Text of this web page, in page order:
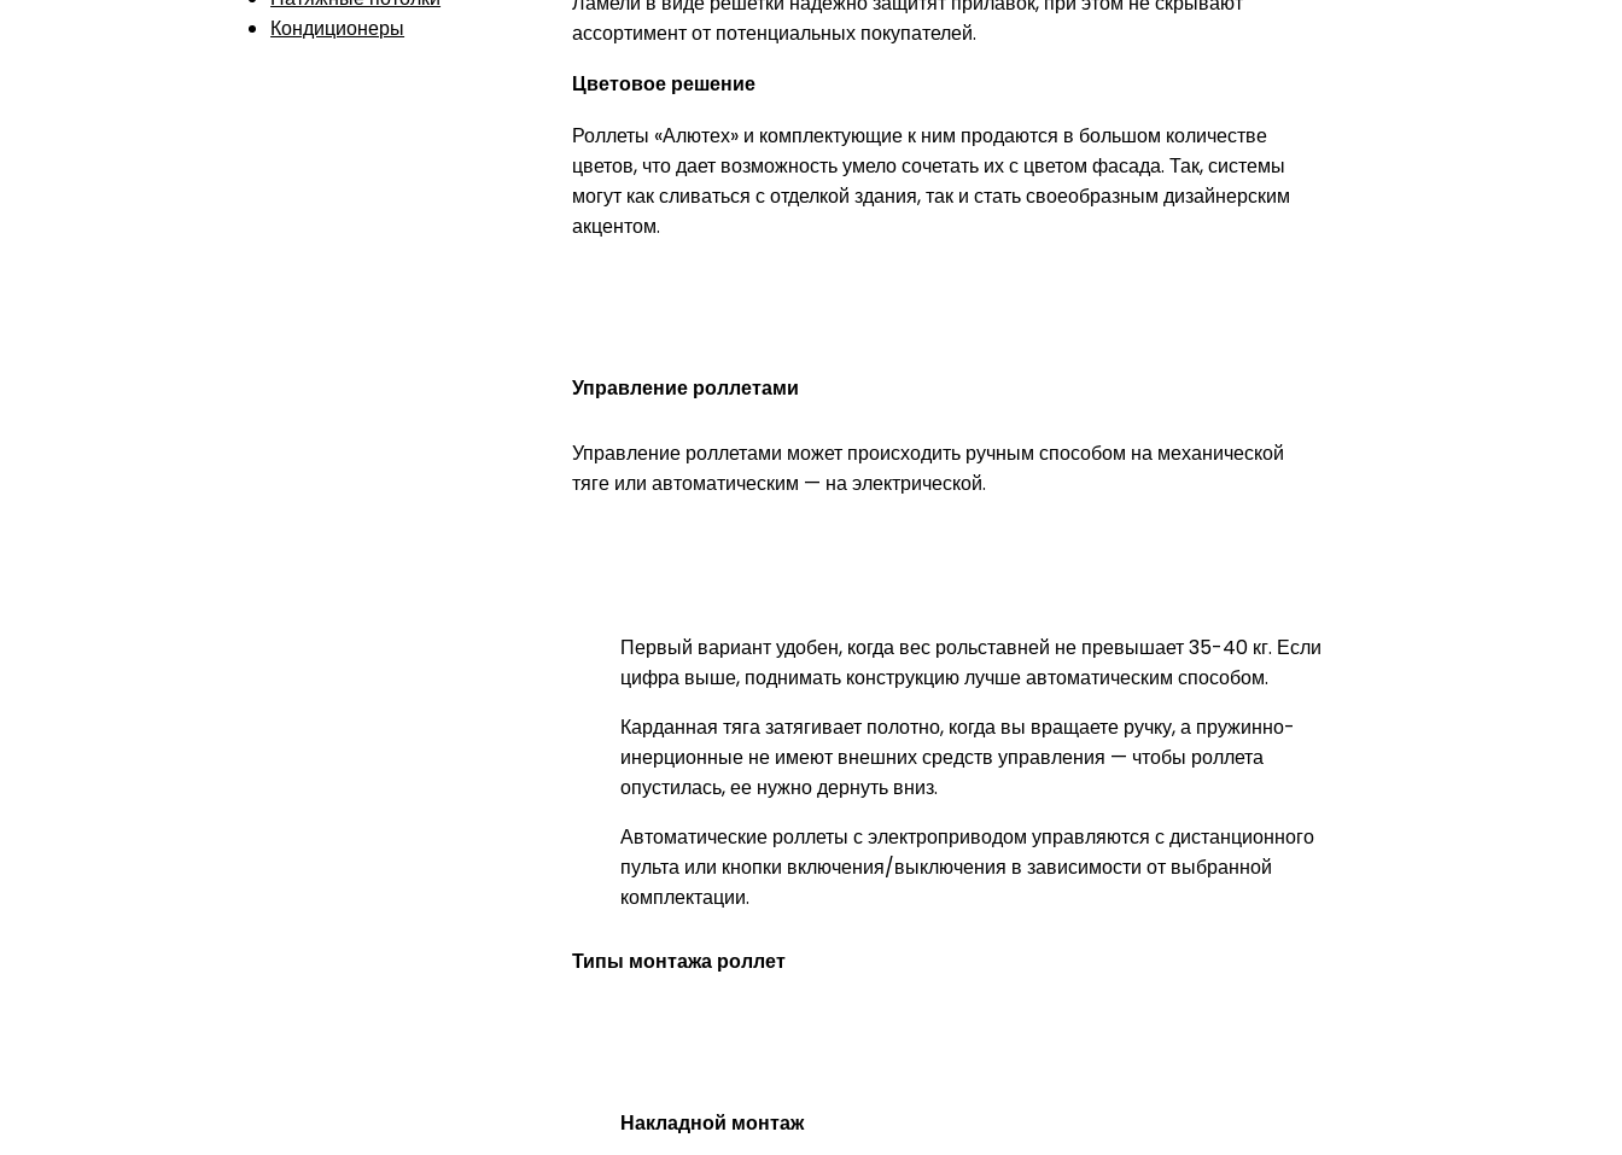
Кондиционеры
ассортимент от потенциальных покупателей.
Цветовое решение
Роллеты «Алютех» и комплектующие к ним продаются в большом количестве
цветов, что дает возможность умело сочетать их с цветом фасада. Так, системы
могут как сливаться с отделкой здания, так и стать своеобразным дизайнерским
акцентом.
Управление роллетами
Управление роллетами может происходить ручным способом на механической
тяге или автоматическим — на электрической.
Первый вариант удобен, когда вес рольставней не превышает 35-40 кг. Если
цифра выше, поднимать конструкцию лучше автоматическим способом.
Карданная тяга затягивает полотно, когда вы вращаете ручку, а пружинно-
инерционные не имеют внешних средств управления — чтобы роллета
опустилась, ее нужно дернуть вниз.
Автоматические роллеты с электроприводом управляются с дистанционного
пульта или кнопки включения/выключения в зависимости от выбранной
комплектации.
Типы монтажа роллет
Накладной монтаж